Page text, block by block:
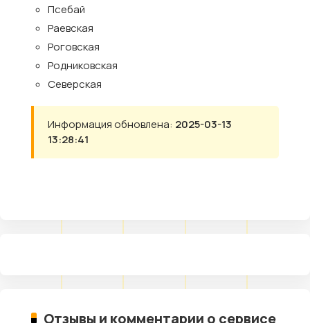
Псебай
Раевская
Роговская
Родниковская
Северская
Информация обновлена: 2025-03-13
13:28:41
Отзывы и комментарии о сервисе